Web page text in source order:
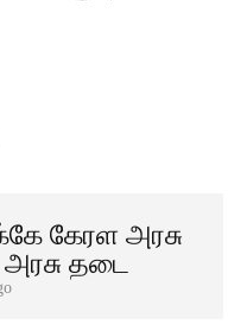
கேரள அரசு
தடை